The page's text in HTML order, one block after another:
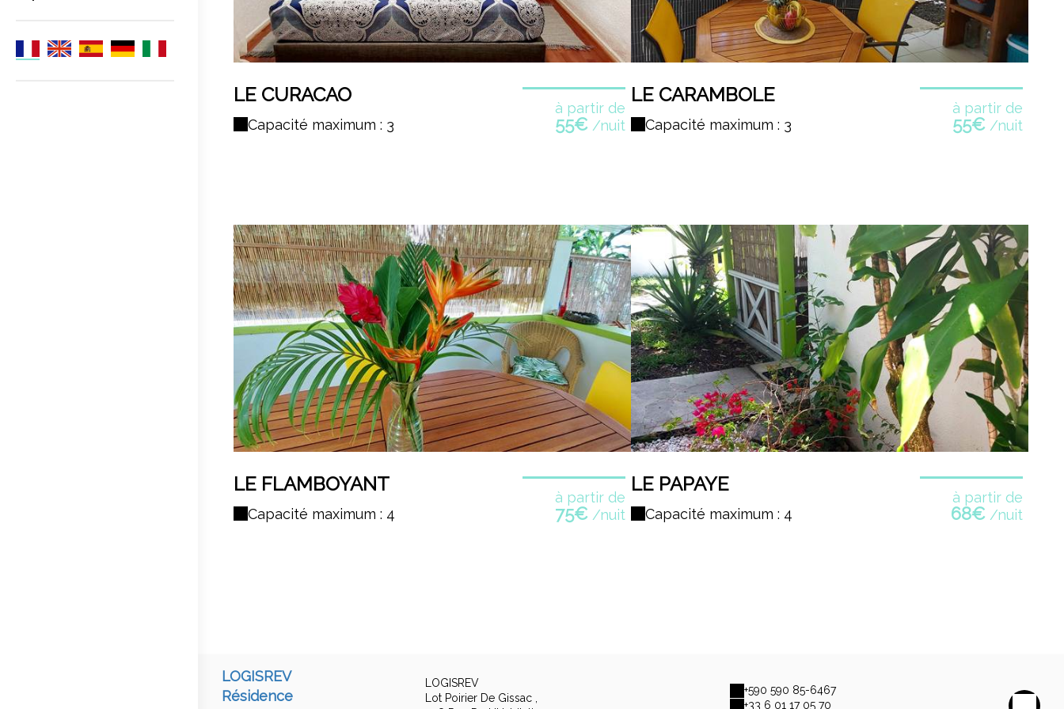
LE CURACAO
Capacité maximum : 3
à partir de
55€ /nuit
LE CARAMBOLE
Capacité maximum : 3
à partir de
55€ /nuit
LE FLAMBOYANT
Capacité maximum : 4
à partir de
75€ /nuit
LE PAPAYE
Capacité maximum : 4
à partir de
68€ /nuit
LOGISREV
Résidence
LOGISREV
Lot Poirier De Gissac ,
+590 590 85-6467
+33 6 01 17 05 70